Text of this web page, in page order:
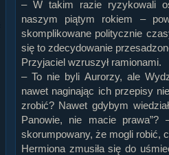
– W takim razie ryzykowali
naszym piątym rokiem –
skomplikowane politycznie
się to zdecydowanie
Przyjaciel wzruszył ramionami.
– To nie byli Aurorzy, ale
nawet naginając ich przepisy
zrobić? Nawet gdybym
Panowie, nie macie prawa”?
skorumpowany, że mogli robić,
Hermiona zmusiła się do